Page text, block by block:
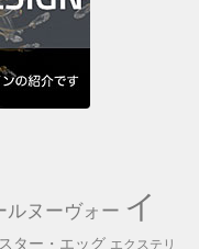
ルヌーヴォー イ
ター・エッグ エクステリ